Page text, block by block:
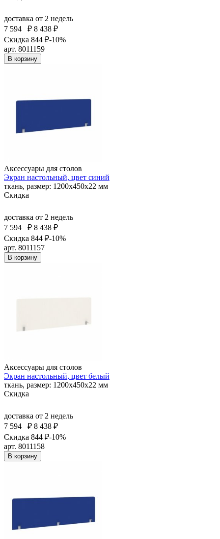
доставка от 2 недель
7 594
₽ 8 438 ₽
Скидка 844 ₽-10%
арт. 8011159
В корзину
Аксессуары для столов
Экран настольный, цвет синий
ткань, размер: 1200х450х22 мм
Скидка
доставка от 2 недель
7 594
₽ 8 438 ₽
Скидка 844 ₽-10%
арт. 8011157
В корзину
Аксессуары для столов
Экран настольный, цвет белый
ткань, размер: 1200х450х22 мм
Скидка
доставка от 2 недель
7 594
₽ 8 438 ₽
Скидка 844 ₽-10%
арт. 8011158
В корзину